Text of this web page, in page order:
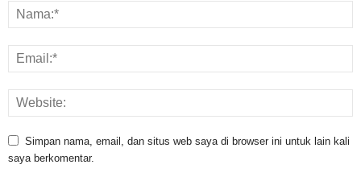
Simpan nama, email, dan situs web saya di browser ini untuk lain kali
saya berkomentar.